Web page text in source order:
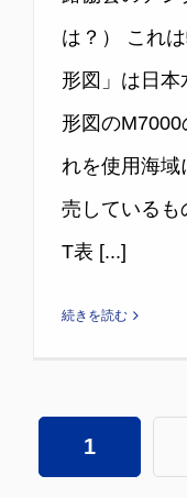
は？） これ
形図」は日
形図の
れを使用海域
売している
T表 [...]
続きを読む
1